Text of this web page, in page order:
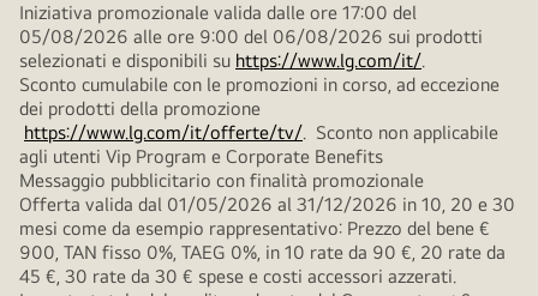
Iniziativa promozionale valida dalle ore 17:00 del
05/08/2026 alle ore 9:00 del 06/08/2026 sui prodotti
selezionati e disponibili su https://www.lg.com/it/.
Sconto cumulabile con le promozioni in corso, ad eccezione
dei prodotti della promozione
https://www.lg.com/it/offerte/tv/. Sconto non applicabile
agli utenti Vip Program e Corporate Benefits
Messaggio pubblicitario con finalità promozionale
Offerta valida dal 01/05/2026 al 31/12/2026 in 10, 20 e 30
mesi come da esempio rappresentativo: Prezzo del bene €
900, TAN fisso 0%, TAEG 0%, in 10 rate da 90 €, 20 rate da
45 €, 30 rate da 30 € spese e costi accessori azzerati.